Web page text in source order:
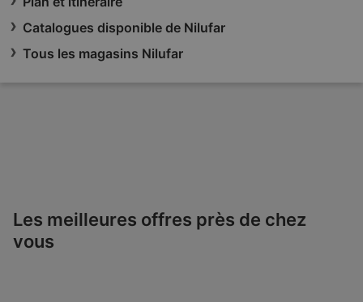
Catalogues disponible de Nilufar
Tous les magasins Nilufar
Les meilleures offres près de chez
vous